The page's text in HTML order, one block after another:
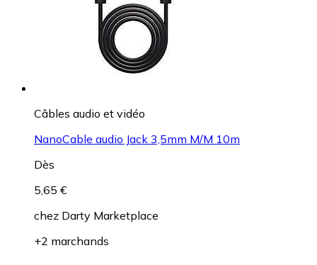
Câbles audio et vidéo
NanoCable audio Jack 3,5mm M/M 10m
Dès
5,65 €
chez Darty Marketplace
+2 marchands